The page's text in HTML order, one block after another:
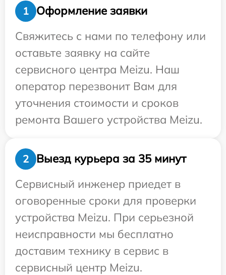
1
Оформление заявки
Свяжитесь с нами по телефону или
оставьте заявку на сайте
сервисного центра Meizu. Наш
оператор перезвонит Вам для
уточнения стоимости и сроков
ремонта Вашего устройства Meizu.
2
Выезд курьера за 35 минут
Сервисный инженер приедет в
оговоренные сроки для проверки
устройства Meizu. При серьезной
неисправности мы бесплатно
доставим технику в сервис в
сервисный центр Meizu.